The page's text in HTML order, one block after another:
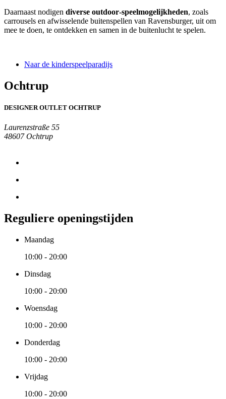
Daarnaast nodigen diverse outdoor‑speelmogelijkheden, zoals
carrousels en afwisselende buitenspellen van Ravensburger, uit om
mee te doen, te ontdekken en samen in de buitenlucht te spelen.
Naar de kinderspeelparadijs
Ochtrup
DESIGNER OUTLET OCHTRUP
Laurenzstraße 55
48607 Ochtrup
Reguliere openingstijden
Maandag
10:00 - 20:00
Dinsdag
10:00 - 20:00
Woensdag
10:00 - 20:00
Donderdag
10:00 - 20:00
Vrijdag
10:00 - 20:00